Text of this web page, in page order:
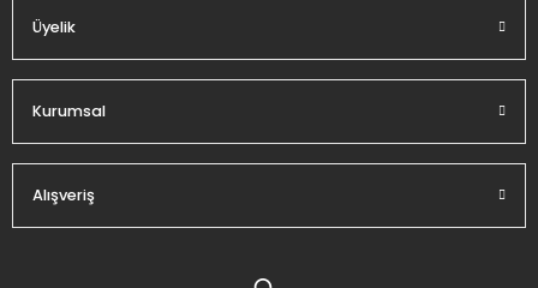
Üyelik
Kurumsal
Alışveriş